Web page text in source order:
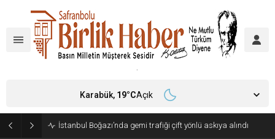
İstanbul Boğazı’nda gemi trafiği çift yönlü askıya alındı
Karabük, 19°CAçık